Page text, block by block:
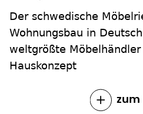
Der schwedische
Wohnungsbau in
weltgrößte
Hauskonzept
zum